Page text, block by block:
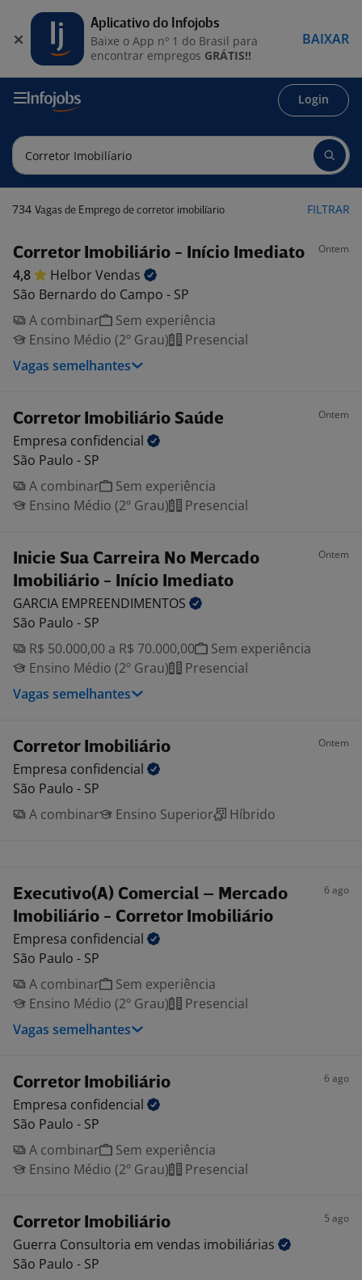
Login
734 Vagas de Emprego de corretor imobilíario FILTRAR
Corretor Imobiliário - Início Imediato Ontem
4,8 HelborVendas
São Bernardo do Campo - SP
A combinar
Sem experiência
Ensino Médio (2º Grau)
Presencial
Vagas semelhantes
Corretor Imobiliário Saúde Ontem
Empresa confidencial
São Paulo - SP
A combinar
Sem experiência
Ensino Médio (2º Grau)
Presencial
Inicie Sua Carreira No Mercado
Imobiliário - Início Imediato
Ontem
GARCIA EMPREENDIMENTOS
São Paulo - SP
R$ 50.000,00 a R$ 70.000,00
Sem experiência
Ensino Médio (2º Grau)
Presencial
Vagas semelhantes
Corretor Imobiliário Ontem
Empresa confidencial
São Paulo - SP
A combinar
Ensino Superior Híbrido
Executivo(A) Comercial – Mercado
Imobiliário - Corretor Imobiliário
6 ago
Empresa confidencial
São Paulo - SP
A combinar
Sem experiência
Ensino Médio (2º Grau)
Presencial
Vagas semelhantes
Corretor Imobiliário 6 ago
Empresa confidencial
São Paulo - SP
A combinar
Sem experiência
Ensino Médio (2º Grau)
Presencial
Corretor Imobiliário 5 ago
Guerra Consultoria em vendas imobiliárias
São Paulo - SP
Aplicativo do Infojobs
Baixe o App nº 1 do Brasil para
encontrar empregos GRÁTIS!!
BAIXAR